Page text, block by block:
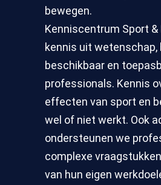
bewegen.
Kenniscentrum Sport
kennis uit wetenschap,
beschikbaar en
professionals. Kennis
effecten van sport en
wel of niet werkt. Ook
ondersteunen we
complexe
van hun eigen